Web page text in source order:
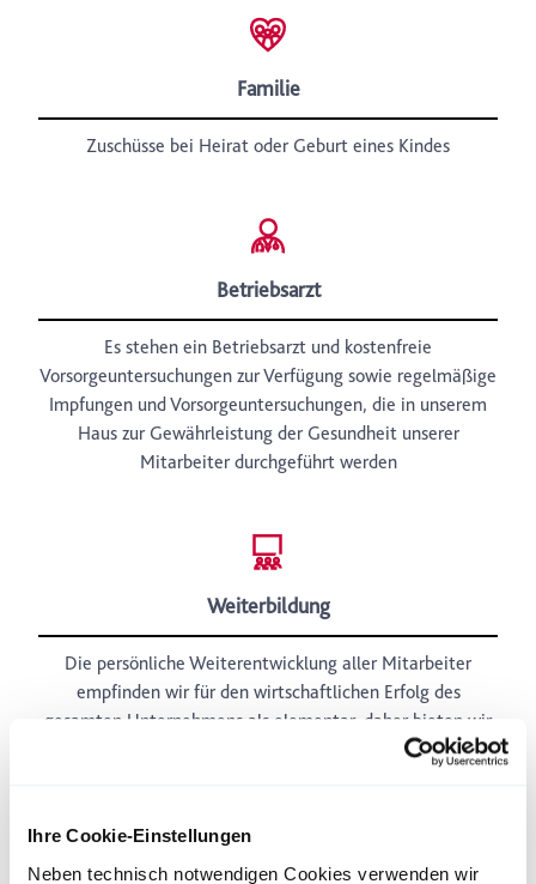
Ihre Cookie-Einstellungen
Neben technisch notwendigen Cookies verwenden wir
Familie
Zuschüsse bei Heirat oder Geburt eines Kindes
Betriebsarzt
Es stehen ein Betriebsarzt und kostenfreie
Vorsorgeuntersuchungen zur Verfügung sowie regelmäßige
Impfungen und Vorsorgeuntersuchungen, die in unserem
Haus zur Gewährleistung der Gesundheit unserer
Mitarbeiter durchgeführt werden
Weiterbildung
Die persönliche Weiterentwicklung aller Mitarbeiter
empfinden wir für den wirtschaftlichen Erfolg des
gesamten Unternehmens als elementar, daher bieten wir
ein umfassendes Fort- und Weiterbildungsprogramm sowie